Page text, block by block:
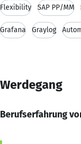
Flexibility SAP PP/MM
Grafana Graylog
Werdegang
Berufserfahrung